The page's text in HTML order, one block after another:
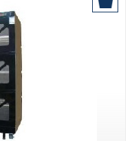
Cooling
Instrumentation